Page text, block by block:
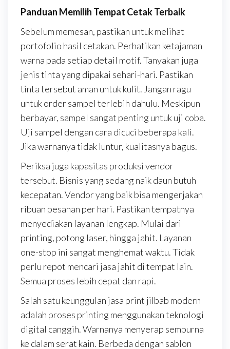
Panduan Memilih Tempat Cetak Terbaik
Sebelum memesan, pastikan untuk melihat
portofolio hasil cetakan. Perhatikan ketajaman
warna pada setiap detail motif. Tanyakan juga
jenis tinta yang dipakai sehari-hari. Pastikan
tinta tersebut aman untuk kulit. Jangan ragu
untuk order sampel terlebih dahulu. Meskipun
berbayar, sampel sangat penting untuk uji coba.
Uji sampel dengan cara dicuci beberapa kali.
Jika warnanya tidak luntur, kualitasnya bagus.
Periksa juga kapasitas produksi vendor
tersebut. Bisnis yang sedang naik daun butuh
kecepatan. Vendor yang baik bisa mengerjakan
ribuan pesanan per hari. Pastikan tempatnya
menyediakan layanan lengkap. Mulai dari
printing, potong laser, hingga jahit. Layanan
one-stop ini sangat menghemat waktu. Tidak
perlu repot mencari jasa jahit di tempat lain.
Semua proses lebih cepat dan rapi.
Salah satu keunggulan jasa print jilbab modern
adalah proses printing menggunakan teknologi
digital canggih. Warnanya menyerap sempurna
ke dalam serat kain. Berbeda dengan sablon